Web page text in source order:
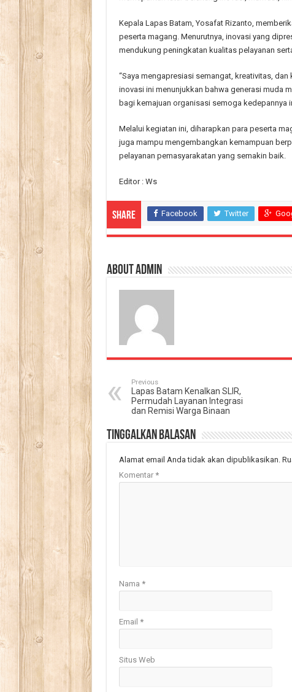
Kepala Lapas Batam, Yosafat Rizanto,
peserta magang. Menurutnya, inovasi yang
mendukung peningkatan kualitas pelayanan
“Saya mengapresiasi semangat, kreativitas,
inovasi ini menunjukkan bahwa generasi muda
bagi kemajuan organisasi semoga kedepannya
Melalui kegiatan ini, diharapkan para peserta
juga mampu mengembangkan kemampuan
pelayanan pemasyarakatan yang semakin baik.
Editor : Ws
Share Facebook Twitter
About admin
Previous
Lapas Batam Kenalkan SLIR,
Permudah Layanan Integrasi
dan Remisi Warga Binaan
Tinggalkan Balasan
Alamat email Anda tidak akan dipublikasikan.
Komentar *
Nama *
Email *
Situs Web